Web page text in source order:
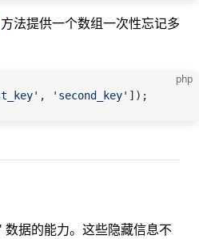
方法提供一个数组一次性忘记多
php
, 'second_key' ]);
据的能力。这些隐藏信息不